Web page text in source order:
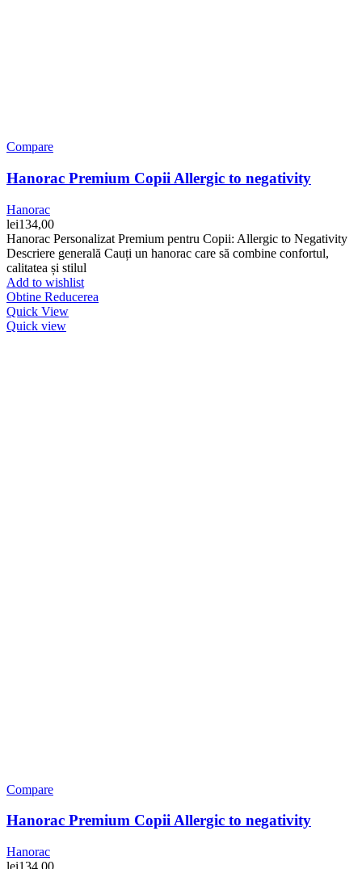
Compare
Hanorac Premium Copii Allergic to negativity
Hanorac
lei134,00
Hanorac Personalizat Premium pentru Copii: Allergic to Negativity
Descriere generală Cauți un hanorac care să combine confortul,
calitatea și stilul
Add to wishlist
Obtine Reducerea
Quick View
Quick view
Compare
Hanorac Premium Copii Allergic to negativity
Hanorac